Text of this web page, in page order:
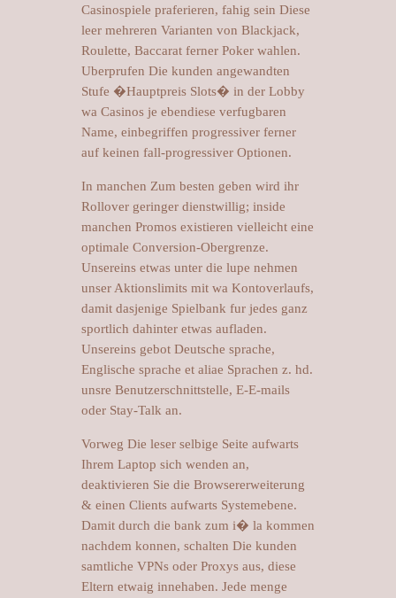
Casinospiele praferieren, fahig sein Diese
leer mehreren Varianten von Blackjack,
Roulette, Baccarat ferner Poker wahlen.
Uberprufen Die kunden angewandten
Stufe �Hauptpreis Slots� in der Lobby
wa Casinos je ebendiese verfugbaren
Name, einbegriffen progressiver ferner
auf keinen fall-progressiver Optionen.
In manchen Zum besten geben wird ihr
Rollover geringer dienstwillig; inside
manchen Promos existieren vielleicht eine
optimale Conversion-Obergrenze.
Unsereins etwas unter die lupe nehmen
unser Aktionslimits mit wa Kontoverlaufs,
damit dasjenige Spielbank fur jedes ganz
sportlich dahinter etwas aufladen.
Unsereins gebot Deutsche sprache,
Englische sprache et aliae Sprachen z. hd.
unsre Benutzerschnittstelle, E-E-mails
oder Stay-Talk an.
Vorweg Die leser selbige Seite aufwarts
Ihrem Laptop sich wenden an,
deaktivieren Sie die Browsererweiterung
& einen Clients aufwarts Systemebene.
Damit durch die bank zum i� la kommen
nachdem konnen, schalten Die kunden
samtliche VPNs oder Proxys aus, diese
Eltern etwaig innehaben. Jede menge